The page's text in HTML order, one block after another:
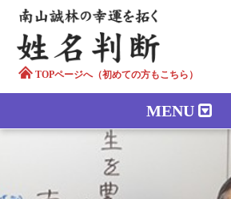
TOPページへ（初めての方もこちら）
MENU
正しい字画